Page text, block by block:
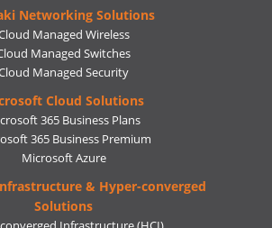
Networking Solutions
Managed Wireless
Managed Switches
Managed Security
Cloud Solutions
365 Business Plans
365 Business Premium
Microsoft Azure
& Hyper-converged
Solutions